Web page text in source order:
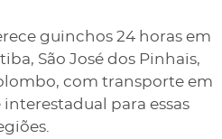
guinchos 24 horas em
São José dos Pinhais,
com transporte em
para essas